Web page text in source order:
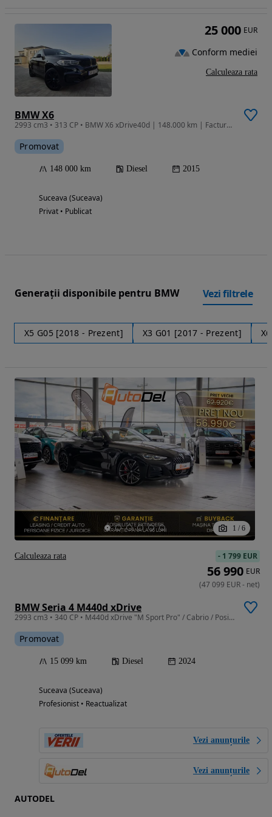
BMW X6
2993 cm3 • 313 CP • BMW X6 xDrive40d | 148.000 km | Factură | TVA deductibil
Promovat
148 000 km Diesel 2015
Suceava (Suceava)
Privat • Publicat
25 000 EUR
Conform mediei
Calculeaza rata
Generații disponibile pentru BMW Vezi filtrele
X5 G05 [2018 - Prezent] X3 G01 [2017 - Prezent]
1 / 6
BMW Seria 4 M440d xDrive
2993 cm3 • 340 CP • M440d xDrive "M Sport Pro" / Cabrio / Posibilitate Leasing
Promovat
15 099 km Diesel 2024
Suceava (Suceava)
Profesionist • Reactualizat
Vezi anunțurile
Vezi anunțurile
AUTODEL
- 1 799 EUR
56 990 EUR
(47 099 EUR- net)
Calculeaza rata